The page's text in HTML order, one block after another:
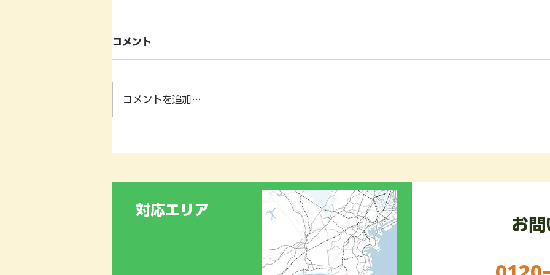
夏季休業期間のお知らせ📢
について】
の一環として、次世代育成支援対
従業員や新入社員がスムーズに業
務を習得できるよう「現場作業手
順書（マニュアル）」の整備・運
用に力を入れてまいります。
イミ
コメント
コメントを追加…
対応エリア
お問